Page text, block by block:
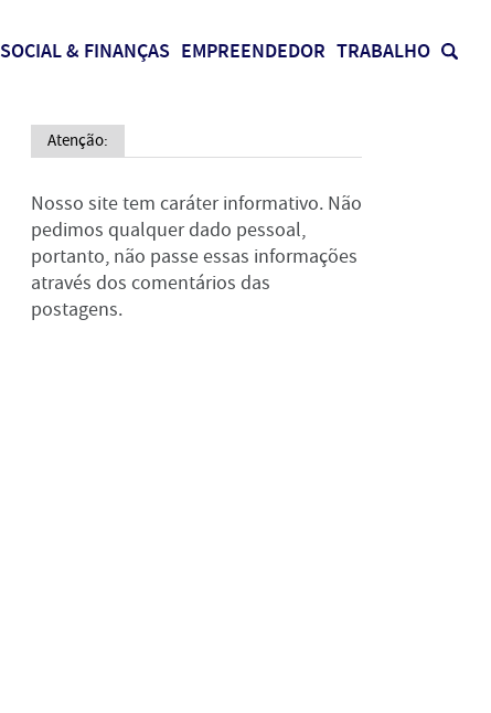
SOCIAL & FINANÇAS EMPREENDEDOR TRABALHO
Atenção:
Nosso site tem caráter informativo. Não
pedimos qualquer dado pessoal,
portanto, não passe essas informações
através dos comentários das
postagens.